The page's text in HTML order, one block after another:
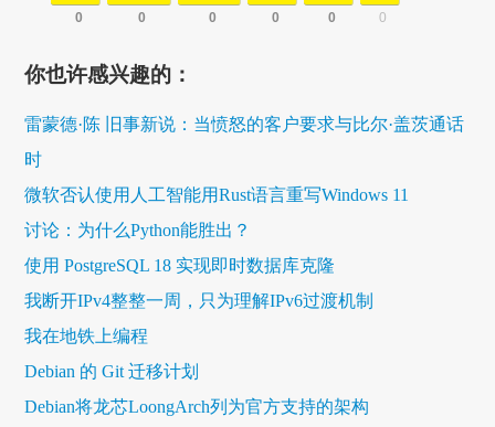
0 0 0 0 0 0
你也许感兴趣的：
雷蒙德·陈 旧事新说：当愤怒的客户要求与比尔·盖茨通话
时
微软否认使用人工智能用Rust语言重写Windows 11
讨论：为什么Python能胜出？
使用 PostgreSQL 18 实现即时数据库克隆
我断开IPv4整整一周，只为理解IPv6过渡机制
我在地铁上编程
Debian 的 Git 迁移计划
Debian将龙芯LoongArch列为官方支持的架构